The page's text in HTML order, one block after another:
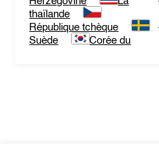
thaïlande
République tchèque
Suède
Corée du